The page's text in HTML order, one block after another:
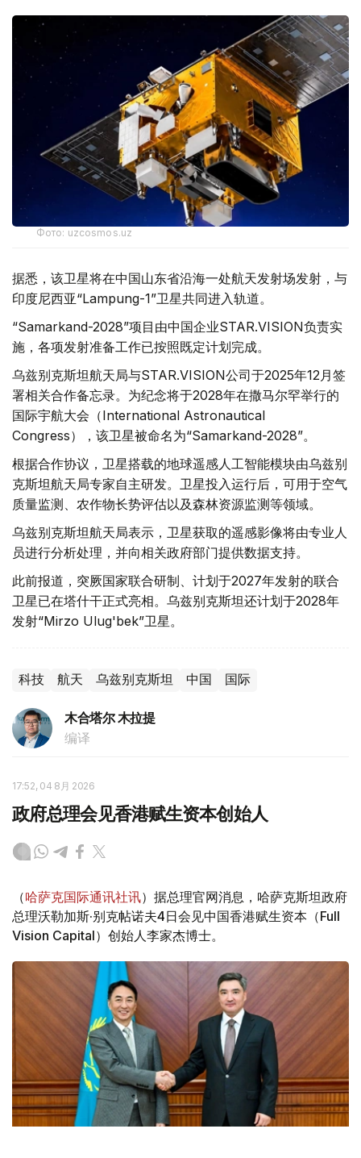
Фото: uzcosmos.uz
据悉，该卫星将在中国山东省沿海一处航天发射场发射，与
印度尼西亚“Lampung-1”卫星共同进入轨道。
“Samarkand-2028”项目由中国企业STAR.VISION负责实
施，各项发射准备工作已按照既定计划完成。
乌兹别克斯坦航天局与STAR.VISION公司于2025年12月签
署相关合作备忘录。为纪念将于2028年在撒马尔罕举行的
国际宇航大会（International Astronautical
Congress），该卫星被命名为“Samarkand-2028”。
根据合作协议，卫星搭载的地球遥感人工智能模块由乌兹别
克斯坦航天局专家自主研发。卫星投入运行后，可用于空气
质量监测、农作物长势评估以及森林资源监测等领域。
乌兹别克斯坦航天局表示，卫星获取的遥感影像将由专业人
员进行分析处理，并向相关政府部门提供数据支持。
此前报道，突厥国家联合研制、计划于2027年发射的联合
卫星已在塔什干正式亮相。乌兹别克斯坦还计划于2028年
发射“Mirzo Ulug'bek”卫星。
科技 航天 乌兹别克斯坦 中国 国际
木合塔尔 木拉提
编译
17:52, 04 8月 2026
政府总理会见香港赋生资本创始人
（哈萨克国际通讯社讯）据总理官网消息，哈萨克斯坦政府
总理沃勒加斯·别克帖诺夫4日会见中国香港赋生资本（Full
Vision Capital）创始人李家杰博士。